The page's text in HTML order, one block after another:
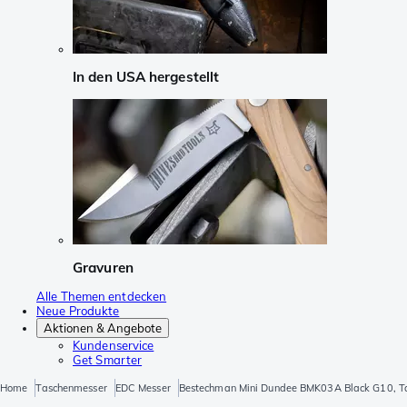
In den USA hergestellt
Gravuren
Alle Themen entdecken
Neue Produkte
Aktionen & Angebote
Kundenservice
Get Smarter
Home Taschenmesser EDC Messer Bestechman Mini Dundee BMK03A Black G10,